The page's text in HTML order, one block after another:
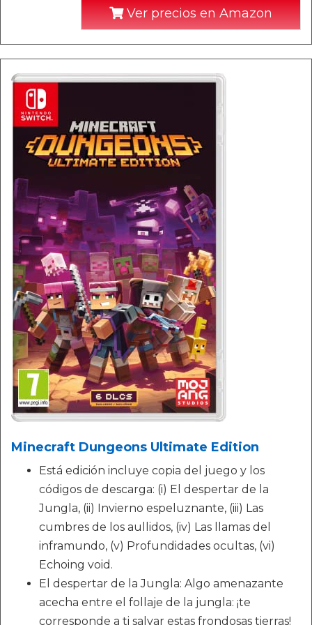
Ver precios en Amazon
Minecraft Dungeons Ultimate Edition
Está edición incluye copia del juego y los
códigos de descarga: (i) El despertar de la
Jungla, (ii) Invierno espeluznante, (iii) Las
cumbres de los aullidos, (iv) Las llamas del
inframundo, (v) Profundidades ocultas, (vi)
Echoing void.
El despertar de la Jungla: Algo amenazante
acecha entre el follaje de la jungla: ¡te
corresponde a ti salvar estas frondosas tierras!